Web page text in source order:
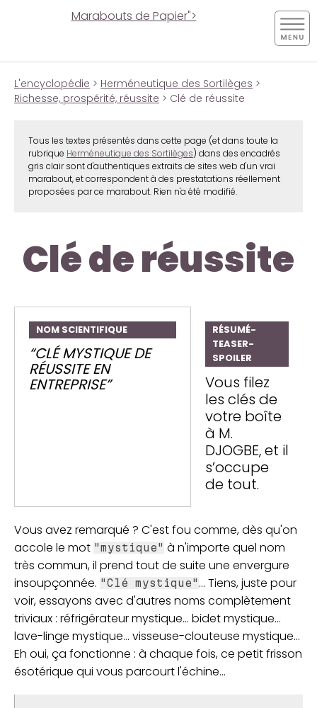
Marabouts de Papier">
L'encyclopédie > Herméneutique des Sortilèges >
Richesse, prospérité, réussite > Clé de réussite
Tous les textes présentés dans cette page (et dans toute la
rubrique Herméneutique des Sortilèges) dans des encadrés
gris clair sont d'authentiques extraits de sites web d'un vrai
marabout, et correspondent à des prestatations réellement
proposées par ce marabout. Rien n'a été modifié.
Clé de réussite
NOM SCIENTIFIQUE
“CLÉ MYSTIQUE DE
RÉUSSITE EN
ENTREPRISE”
RÉSUMÉ-
TEASER-
SPOILER
Vous filez
les clés de
votre boîte
à M.
DJOGBE, et il
s’occupe
de tout.
Vous avez remarqué ? C'est fou comme, dès qu'on
accole le mot "mystique" à n'importe quel nom
très commun, il prend tout de suite une envergure
insoupçonnée. "Clé mystique" ... Tiens, juste pour
voir, essayons avec d'autres noms complètement
triviaux : réfrigérateur mystique... bidet mystique...
lave-linge mystique... visseuse-clouteuse mystique...
Eh oui, ça fonctionne : à chaque fois, ce petit frisson
ésotérique qui vous parcourt l'échine...